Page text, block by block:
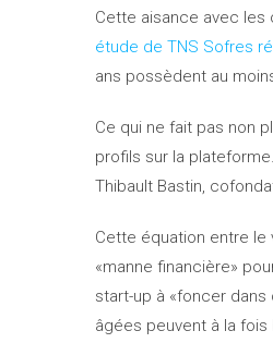
Cette aisance avec les
étude de TNS Sofres
ans possèdent au
Ce qui ne fait pas non
profils sur la
Thibault Bastin,
Cette équation entre
«manne financière»
start-up à «foncer
âgées peuvent à la